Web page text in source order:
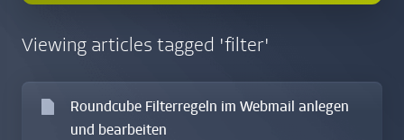
Viewing articles tagged 'filter'
Roundcube Filterregeln im Webmail anlegen
und bearbeiten